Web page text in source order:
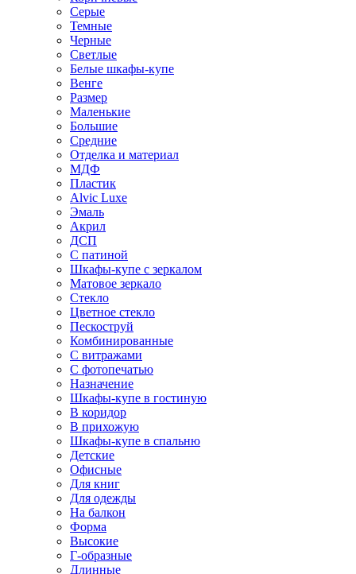
Серые
Темные
Черные
Светлые
Белые шкафы-купе
Венге
Размер
Маленькие
Большие
Средние
Отделка и материал
МДФ
Пластик
Alvic Luxe
Эмаль
Акрил
ДСП
С патиной
Шкафы-купе с зеркалом
Матовое зеркало
Стекло
Цветное стекло
Пескоструй
Комбинированные
С витражами
С фотопечатью
Назначение
Шкафы-купе в гостиную
В коридор
В прихожую
Шкафы-купе в спальню
Детские
Офисные
Для книг
Для одежды
На балкон
Форма
Высокие
Г-образные
Длинные